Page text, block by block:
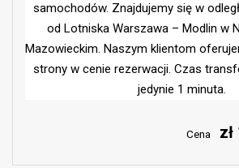
samochodów. Znajdujemy się w
od Lotniska Warszawa – Modlin w
Mazowieckim. Naszym klientom
strony w cenie rezerwacji. Czas
jedynie 1 minuta.
Cena